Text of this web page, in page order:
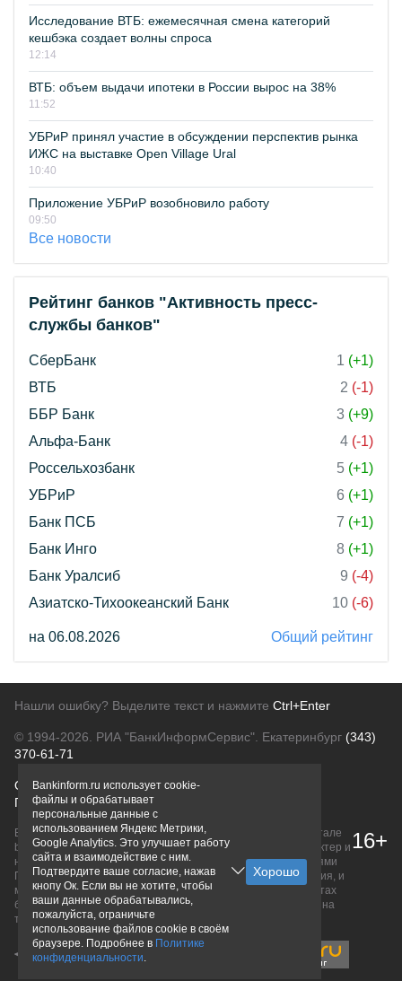
Исследование ВТБ: ежемесячная смена категорий
кешбэка создает волны спроса
12:14
ВТБ: объем выдачи ипотеки в России вырос на 38%
11:52
УБРиР принял участие в обсуждении перспектив рынка
ИЖС на выставке Open Village Ural
10:40
Приложение УБРиР возобновило работу
09:50
Все новости
Рейтинг банков "Активность пресс-
службы банков"
СберБанк 1 (+1)
ВТБ
2 (-1)
ББР Банк
3 (+9)
Альфа-Банк
4 (-1)
Россельхозбанк
5 (+1)
УБРиР
6 (+1)
Банк ПСБ
7 (+1)
Банк Инго
8 (+1)
Банк Уралсиб
9 (-4)
Азиатско-Тихоокеанский Банк
10 (-6)
на 06.08.2026 Общий рейтинг
Нашли ошибку? Выделите текст и нажмите Ctrl+Enter
© 1994-2026. РИА "БанкИнформСервис". Екатеринбург (343)
370-61-71
О проектеПолитика конфиденциальности
Правовая информацияДля рекламодателей
Вся информация о продуктах банков, размещенная на портале
bankinform.ru, носит исключительно ознакомительный характер и
не является публичной офертой, определяемой положениями
ГК РФ. Информация не содержит точного и полного описания, и
может быть изменена. Конечные условия уточняйте на сайтах
банков или при личном обращении. Исключительное право на
товарные знаки принадлежит их правообладателям.
16+
Bankinform.ru использует cookie-
файлы и обрабатывает
персональные данные с
использованием Яндекс Метрики,
Google Analytics. Это улучшает работу
сайта и взаимодействие с ним.
Подтвердите ваше согласие, нажав
кнопу Ок. Если вы не хотите, чтобы
ваши данные обрабатывались,
пожалуйста, ограничьте
использование файлов cookie в своём
браузере. Подробнее в Политике
конфиденциальности.